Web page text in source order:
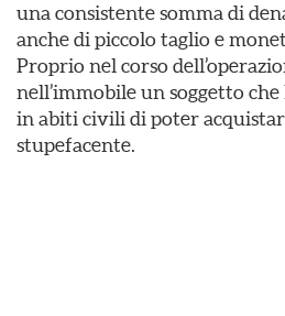
una consistente somma di
anche di piccolo taglio e
Proprio nel corso
nell’immobile un soggetto
in abiti civili di poter
stupefacente.